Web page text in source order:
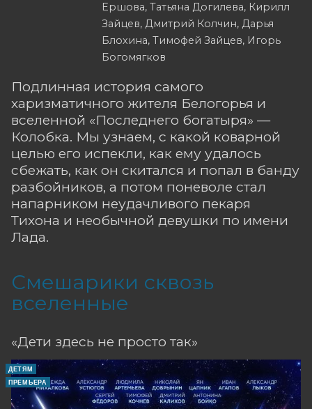
Ершова, Татьяна Догилева, Кирилл
Зайцев, Дмитрий Колчин, Дарья
Блохина, Тимофей Зайцев, Игорь
Богомягков
Подлинная история самого
харизматичного жителя Белогорья и
вселенной «Последнего богатыря» —
Колобка. Мы узнаем, с какой коварной
целью его испекли, как ему удалось
сбежать, как он скитался и попал в банду
разбойников, а потом поневоле стал
напарником неудачливого пекаря
Тихона и необычной девушки по имени
Лада.
Смешарики сквозь
вселенные
«Дети здесь не просто так»
ДЕТЯМ
ПРЕМЬЕРА